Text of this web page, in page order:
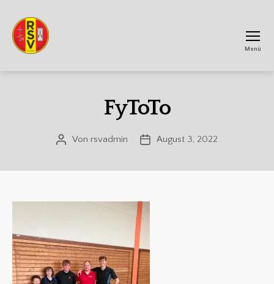
Menü
FyToTo
Beitragsautor
Von rsvadmin Veröffentlichungsdatum
August 3, 2022